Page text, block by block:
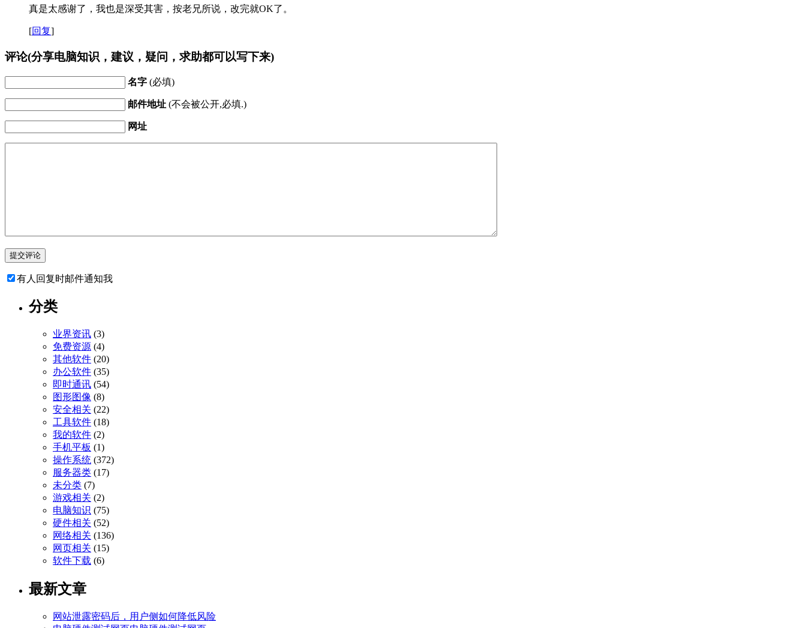
真是太感谢了，我也是深受其害，按老兄所说，改完就OK了。
[回复]
评论(分享电脑知识，建议，疑问，求助都可以写下来)
名字 (必填)
邮件地址 (不会被公开,必填.)
网址
有人回复时邮件通知我
分类
业界资讯 (3)
免费资源 (4)
其他软件 (20)
办公软件 (35)
即时通讯 (54)
图形图像 (8)
安全相关 (22)
工具软件 (18)
我的软件 (2)
手机平板 (1)
操作系统 (372)
服务器类 (17)
未分类 (7)
游戏相关 (2)
电脑知识 (75)
硬件相关 (52)
网络相关 (136)
网页相关 (15)
软件下载 (6)
最新文章
网站泄露密码后，用户侧如何降低风险